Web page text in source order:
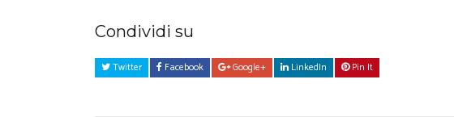
Condividi su
Twitter Facebook Google+ LinkedIn Pin It